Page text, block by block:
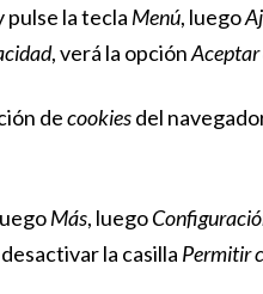
pulse la tecla Menú, luego
, verá la opción
decookiesdel
Más, luego
la casilla Permitir